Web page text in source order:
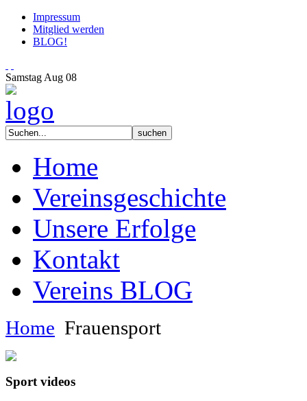
Impressum
Mitglied werden
BLOG!
Samstag Aug 08
Home
Vereinsgeschichte
Unsere Erfolge
Kontakt
Vereins BLOG
Home Frauensport
Sport videos